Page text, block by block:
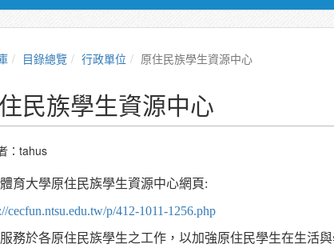
目錄總覽 行政單位 原住民族學生資源中心
民族學生資源中心
： tahus
育大學原住民族學生資源中心網頁:
cecfun.ntsu.edu.tw/p/412-1011-1256.php
務於各原住民族學生之工作，以加強原住民學生在生活